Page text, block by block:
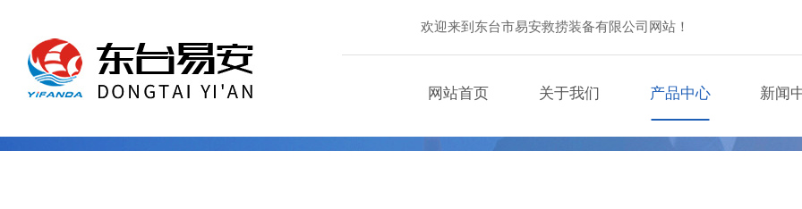
欢迎来到东台市易安救捞装备有限公司网站！
网站首页 关于我们 产品中心 新闻